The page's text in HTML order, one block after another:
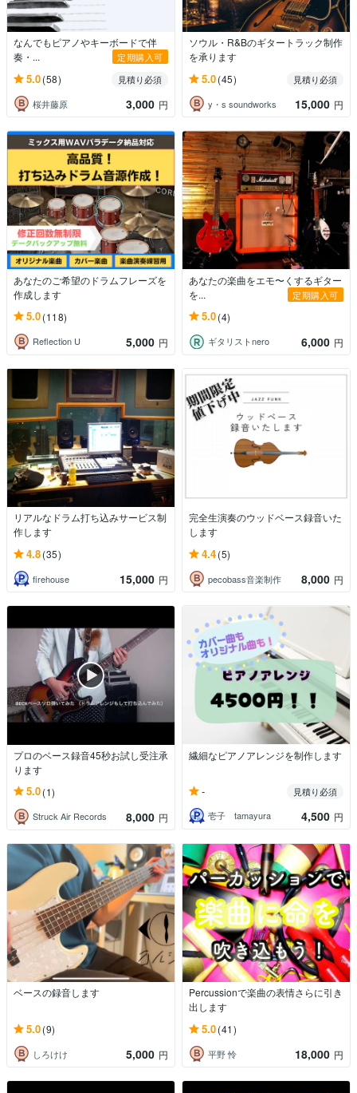
なんでもピアノやキーボードで伴
奏・...
定期購入可
5.0(58)
見積り必須
桜井藤原
3,000 円
ソウル・R&Bのギタートラック制作
を承ります
5.0(45)
見積り必須
y・s soundworks
15,000 円
あなたのご希望のドラムフレーズを
作成します
5.0(118)
Reflection U 5,000 円
あなたの楽曲をエモ〜くするギター
を...
定期購入可
5.0(4)
ギタリストnero 6,000 円
リアルなドラム打ち込みサービス制
作します
4.8(35)
firehouse 15,000 円
完全生演奏のウッドベース録音いた
します
4.4(5)
pecobass音楽制作 8,000 円
プロのベース録音45秒お試し受注承
ります
5.0(1)
Struck Air Records 8,000 円
繊細なピアノアレンジを制作します
-
見積り必須
壱子 tamayura
4,500 円
ベースの録音します
5.0(9)
しろけけ 5,000 円
Percussionで楽曲の表情さらに引き
出します
5.0(41)
平野 怜 18,000 円